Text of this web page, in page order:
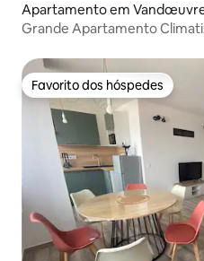
Apartamento em
Grande Apartamento
Favorito dos hóspedes
Favorito dos hóspedes